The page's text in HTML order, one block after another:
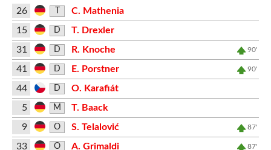
26
C. Mathenia
15
D
T. Drexler
31
D R. Knoche 90'
41 D E. Porstner 90'
44 D
O. Karafiát
5
M
T. Baack
9
O S. Telalović 87'
33 O A. Grimaldi 87'